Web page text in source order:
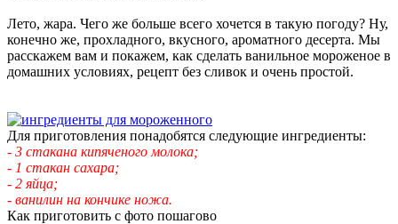
Лето, жара. Чего же больше всего хочется в такую погоду? Ну,
конечно же, прохладного, вкусного, ароматного десерта. Мы
расскажем вам и покажем, как сделать ванильное мороженое в
домашних условиях, рецепт без сливок и очень простой.
Для приготовления понадобятся следующие ингредиенты:
- 3 стакана кипяченого молока;
- 1 стакан сахара;
- 2 яйца;
- ванилин на кончике ножа.
Как приготовить с фото пошагово